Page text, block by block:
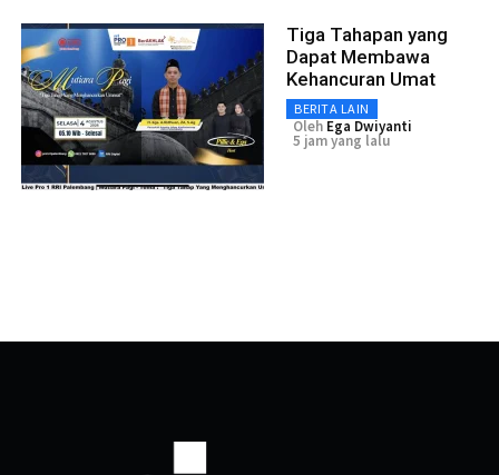
Tiga Tahapan yang
Dapat Membawa
Kehancuran Umat
BERITA LAIN
Oleh Ega Dwiyanti
5 jam yang lalu